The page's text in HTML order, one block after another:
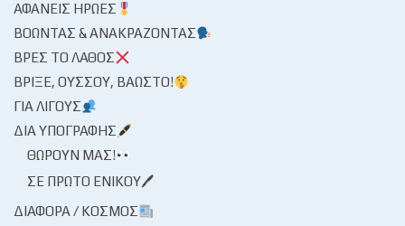
ΑΦΑΝΕΊΣ ΉΡΩΕΣ
ΒΟΏΝΤΑΣ & ΑΝΑΚΡΆΖΟΝΤΑΣ
ΒΡΕΣ ΤΟ ΛΆΘΟΣ
ΒΡΊΞΕ, ΟΎΣΣΟΥ, ΒΆΩΣΤΟ!
ΓΙΑ ΛΊΓΟΥΣ
ΔΙΑ ΥΠΟΓΡΑΦΉΣ
ΘΩΡΟΎΝ ΜΑΣ!
ΣΕ ΠΡΏΤΟ ΕΝΙΚΟΎ🖊
ΔΙΆΦΟΡΑ / ΚΌΣΜΟΣ